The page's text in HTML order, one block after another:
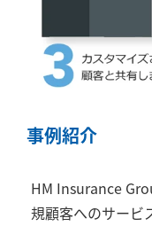
事例紹介
HM Insurance
規顧客へのサービ